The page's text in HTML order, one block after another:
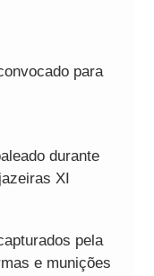
para
durante
XI
pela
e munições